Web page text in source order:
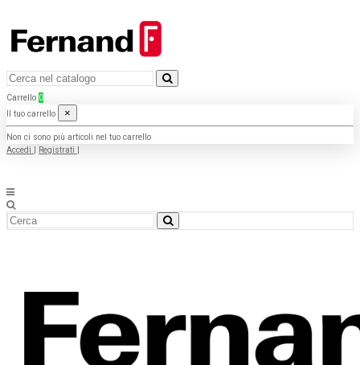
Carrello 0
Il tuo carrello
×
Non ci sono più articoli nel tuo carrello
Accedi
Registrati